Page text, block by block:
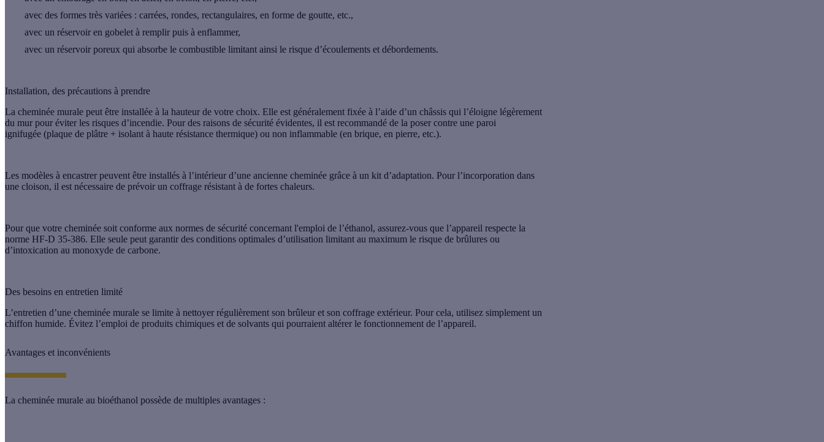
avec des formes très variées : carrées, rondes, rectangulaires, en forme de goutte, etc.,
avec un réservoir en gobelet à remplir puis à enflammer,
avec un réservoir poreux qui absorbe le combustible limitant ainsi le risque d’écoulements et débordements.
Installation, des précautions à prendre
La cheminée murale peut être installée à la hauteur de votre choix. Elle est généralement fixée à l’aide d’un châssis qui l’éloigne légèrement
du mur pour éviter les risques d’incendie. Pour des raisons de sécurité évidentes, il est recommandé de la poser contre une paroi
ignifugée (plaque de plâtre + isolant à haute résistance thermique) ou non inflammable (en brique, en pierre, etc.).
Les modèles à encastrer peuvent être installés à l’intérieur d’une ancienne cheminée grâce à un kit d’adaptation. Pour l’incorporation dans
une cloison, il est nécessaire de prévoir un coffrage résistant à de fortes chaleurs.
Pour que votre cheminée soit conforme aux normes de sécurité concernant l'emploi de l’éthanol, assurez-vous que l’appareil respecte la
norme HF-D 35-386. Elle seule peut garantir des conditions optimales d’utilisation limitant au maximum le risque de brûlures ou
d’intoxication au monoxyde de carbone.
Des besoins en entretien limité
L’entretien d’une cheminée murale se limite à nettoyer régulièrement son brûleur et son coffrage extérieur. Pour cela, utilisez simplement un
chiffon humide. Évitez l’emploi de produits chimiques et de solvants qui pourraient altérer le fonctionnement de l’appareil.
Avantages et inconvénients
La cheminée murale au bioéthanol possède de multiples avantages :